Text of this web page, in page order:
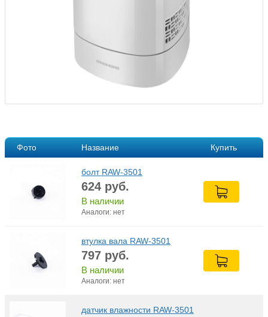
Фото Название Купить
болт RAW-3501
624 руб.
В наличии
Аналоги: нет
втулка вала RAW-3501
797 руб.
В наличии
Аналоги: нет
датчик влажности RAW-3501